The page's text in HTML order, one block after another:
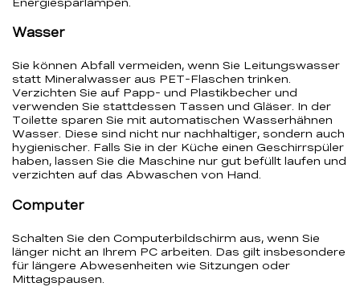
Wasser
Sie können Abfall vermeiden, wenn Sie Leitungswasser
statt Mineralwasser aus PET-Flaschen trinken.
Verzichten Sie auf Papp- und Plastikbecher und
verwenden Sie stattdessen Tassen und Gläser. In der
Toilette sparen Sie mit automatischen Wasserhähnen
Wasser. Diese sind nicht nur nachhaltiger, sondern auch
hygienischer. Falls Sie in der Küche einen Geschirrspüler
haben, lassen Sie die Maschine nur gut befüllt laufen und
verzichten auf das Abwaschen von Hand.
Computer
Schalten Sie den Computerbildschirm aus, wenn Sie
länger nicht an Ihrem PC arbeiten. Das gilt insbesondere
für längere Abwesenheiten wie Sitzungen oder
Mittagspausen.